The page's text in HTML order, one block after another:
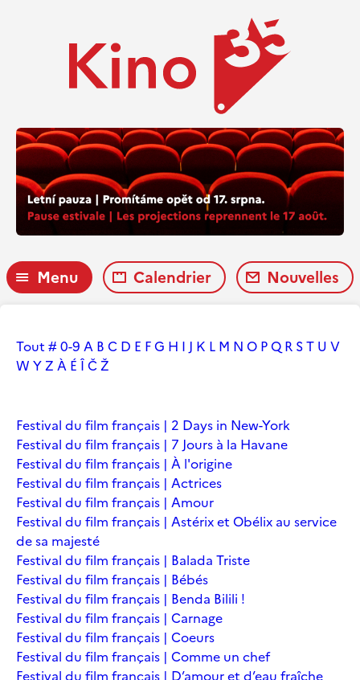
Menu Calendrier Nouvelles
Tout # 0-9 A B C D E FG H I J K L M N O PQ R ST U V
W YZ À É ÎČŽ
Festival du film français | 2 Days in New-York
Festival du film français | 7 Jours à la Havane
Festival du film français | À l'origine
Festival du film français | Actrices
Festival du film français | Amour
Festival du film français | Astérix et Obélix au service
de sa majesté
Festival du film français | Balada Triste
Festival du film français | Bébés
Festival du film français | Benda Bilili !
Festival du film français | Carnage
Festival du film français | Coeurs
Festival du film français | Comme un chef
Festival du film français | D’amour et d’eau fraîche